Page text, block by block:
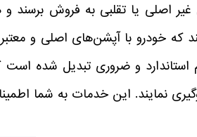
اصلی یا تقلبی به فروش برسند و
که خودرو با آپشن‌های اصلی و
استاندارد و ضروری تبدیل شده
نمایند. این خدمات به شما